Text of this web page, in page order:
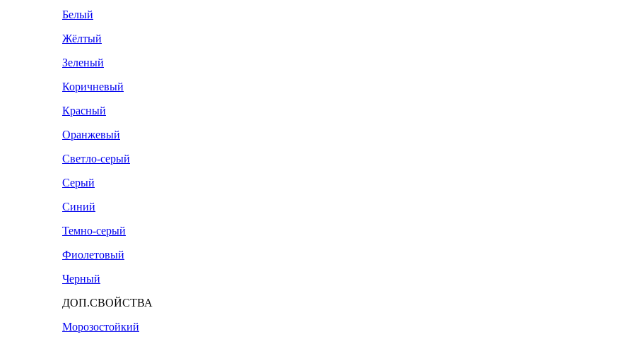
Белый
Жёлтый
Зеленый
Коричневый
Красный
Оранжевый
Светло-серый
Серый
Синий
Темно-серый
Фиолетовый
Черный
ДОП.СВОЙСТВА
Морозостойкий